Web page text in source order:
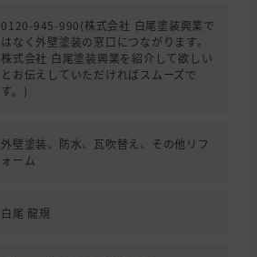
0120-945-990(株式会社 白尾塗装興業で
はなく外壁塗装の窓口につながります。
株式会社 白尾塗装興業を紹介して欲しい
とお伝えしていただければスムーズで
す。)
外壁塗装、防水、瓦吹替え、その他リフ
ォーム
白尾 龍規